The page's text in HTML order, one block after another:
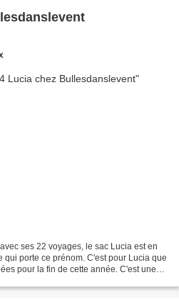
ses 22 voyages, le sac Lucia est en
qui porte ce prénom. C'est pour Lucia que
pour la fin de cette année. C'est une